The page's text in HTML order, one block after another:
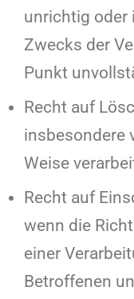
unrichtig oder
Zwecks der
Punkt
Recht auf
insbesondere
Weise
Recht auf
wenn die
einer
Betroffenen